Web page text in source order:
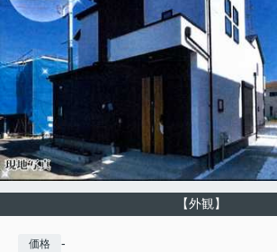
【外観】
価格 -